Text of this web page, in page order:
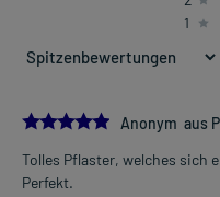
1
5.0Anonym aus
Tolles Pflaster, welches sich
Perfekt.